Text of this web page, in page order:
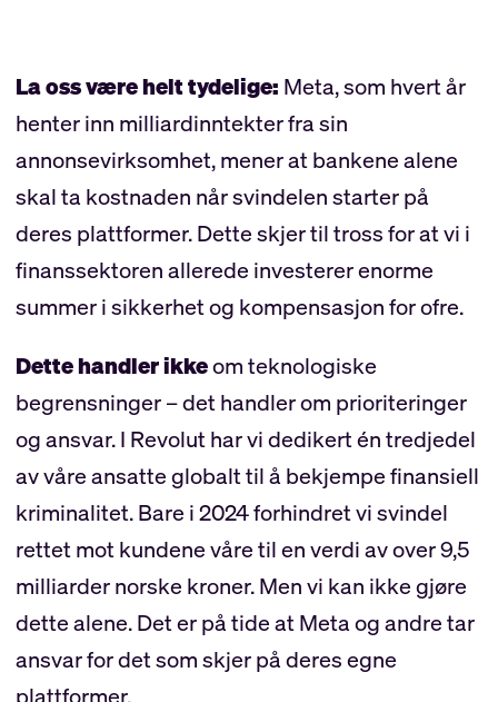
La oss være helt tydelige: Meta, som hvert år
henter inn milliardinntekter fra sin
annonsevirksomhet, mener at bankene alene
skal ta kostnaden når svindelen starter på
deres plattformer. Dette skjer til tross for at vi i
finanssektoren allerede investerer enorme
summer i sikkerhet og kompensasjon for ofre.
Dette handler ikkeom teknologiske
begrensninger – det handler om prioriteringer
og ansvar. I Revolut har vi dedikert én tredjedel
av våre ansatte globalt til å bekjempe finansiell
kriminalitet. Bare i 2024 forhindret vi svindel
rettet mot kundene våre til en verdi av over 9,5
milliarder norske kroner. Men vi kan ikke gjøre
dette alene. Det er på tide at Meta og andre tar
ansvar for det som skjer på deres egne
plattformer.